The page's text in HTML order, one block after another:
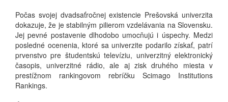
Počas svojej dvadsaťročnej existencie Prešovská univerzita
dokazuje, že je stabilným pilierom vzdelávania na Slovensku.
Jej pevné postavenie dlhodobo umocňujú i úspechy. Medzi
posledné ocenenia, ktoré sa univerzite podarilo získať, patrí
prvenstvo pre študentskú televíziu, univerzitný elektronický
časopis, univerzitné rádio, ale aj zisk druhého miesta v
prestížnom rankingovom rebríčku Scimago Institutions
Rankings.